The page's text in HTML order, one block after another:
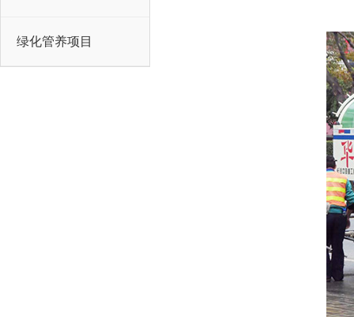
绿化管养项目